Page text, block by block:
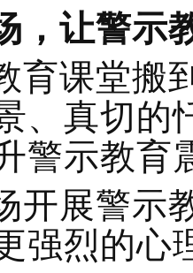
，让警示
育课堂搬
、真切的
警示教育
开展警示
强烈的心